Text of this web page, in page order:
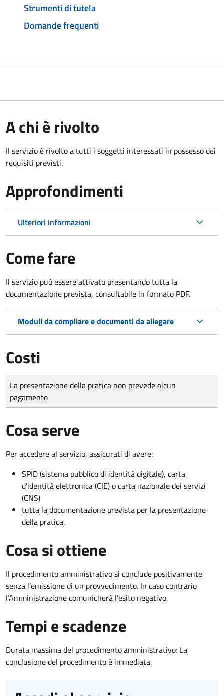
Strumenti di tutela
Domande frequenti
A chi è rivolto
Il servizio è rivolto a tutti i soggetti interessati in possesso dei
requisiti previsti.
Approfondimenti
Ulteriori informazioni
Come fare
Il servizio può essere attivato presentando tutta la
documentazione prevista, consultabile in formato PDF.
Moduli da compilare e documenti da allegare
Costi
Tipo di pagamento
Importo
La presentazione della pratica non prevede alcun
pagamento
Cosa serve
Per accedere al servizio, assicurati di avere:
SPID (sistema pubblico di identità digitale), carta
d’identità elettronica (CIE) o carta nazionale dei servizi
(CNS)
tutta la documentazione prevista per la presentazione
della pratica.
Cosa si ottiene
Il procedimento amministrativo si conclude positivamente
senza l’emissione di un provvedimento. In caso contrario
l’Amministrazione comunicherà l’esito negativo.
Tempi e scadenze
Durata massima del procedimento amministrativo: La
conclusione del procedimento è immediata.